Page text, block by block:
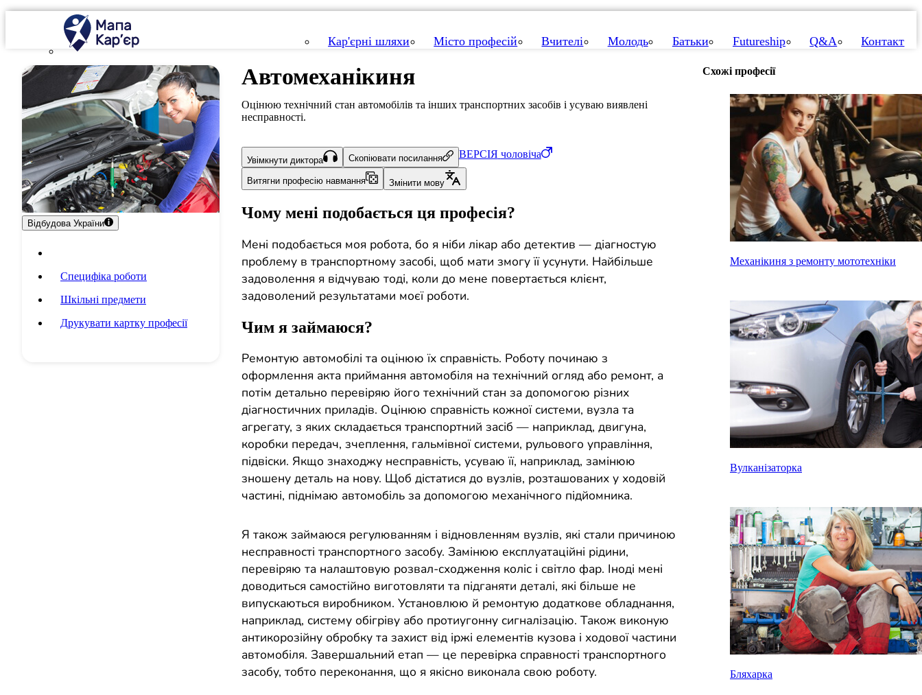
Кар'єрні шляхи Місто професій Вчителі Молодь Батьки Futureship Q&A Контакт
Відбудова України
Специфіка роботи
Шкільні предмети
Друкувати картку професії
Автомеханікиня
Оцінюю технічний стан автомобілів та інших транспортних засобів і усуваю виявлені
несправності.
Увімкнути диктора Скопіювати посилання ВЕРСІЯ чоловіча
Витягни професію навмання Змінити мову
Чому мені подобається ця професія?
Мені подобається моя робота, бо я ніби лікар або детектив — діагностую
проблему в транспортному засобі, щоб мати змогу її усунути. Найбільше
задоволення я відчуваю тоді, коли до мене повертається клієнт,
задоволений результатами моєї роботи.
Чим я займаюся?
Ремонтую автомобілі та оцінюю їх справність. Роботу починаю з
оформлення акта приймання автомобіля на технічний огляд або ремонт, а
потім детально перевіряю його технічний стан за допомогою різних
діагностичних приладів. Оцінюю справність кожної системи, вузла та
агрегату, з яких складається транспортний засіб — наприклад, двигуна,
коробки передач, зчеплення, гальмівної системи, рульового управління,
підвіски. Якщо знаходжу несправність, усуваю її, наприклад, замінюю
зношену деталь на нову. Щоб дістатися до вузлів, розташованих у ходовій
частині, піднімаю автомобіль за допомогою механічного підйомника.
Я також займаюся регулюванням і відновленням вузлів, які стали причиною
несправності транспортного засобу. Замінюю експлуатаційні рідини,
перевіряю та налаштовую розвал-сходження коліс і світло фар. Іноді мені
доводиться самостійно виготовляти та підганяти деталі, які більше не
випускаються виробником. Установлюю й ремонтую додаткове обладнання,
наприклад, систему обігріву або протиугонну сигналізацію. Також виконую
антикорозійну обробку та захист від іржі елементів кузова і ходової частини
автомобіля. Завершальний етап — це перевірка справності транспортного
засобу, тобто переконання, що я якісно виконала свою роботу.
Схожі професії
Механікиня з ремонту мототехніки
Вулканізаторка
Бляхарка